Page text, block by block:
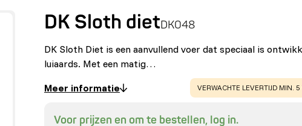
DK Sloth dietDK048
DK Sloth Diet is een aanvullend voer dat speciaal is
luiaards. Met een matig…
Meer informatie
WARNING:
VERWACHTE LEVERTIJD MIN.
Voor prijzen en om te bestellen, log in.